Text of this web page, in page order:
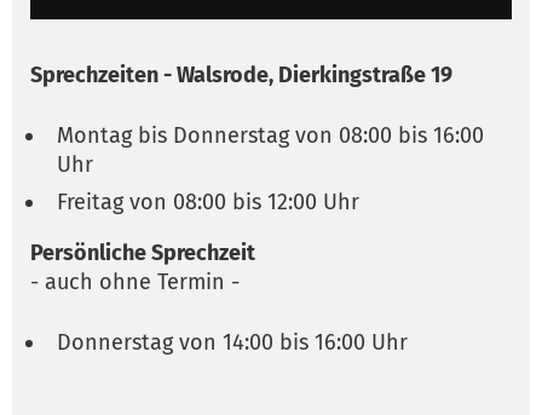
Sprechzeiten - Walsrode, Dierkingstraße 19
Montag bis Donnerstag von 08:00 bis 16:00
Uhr
Freitag von 08:00 bis 12:00 Uhr
Persönliche Sprechzeit
- auch ohne Termin -
Donnerstag von 14:00 bis 16:00 Uhr